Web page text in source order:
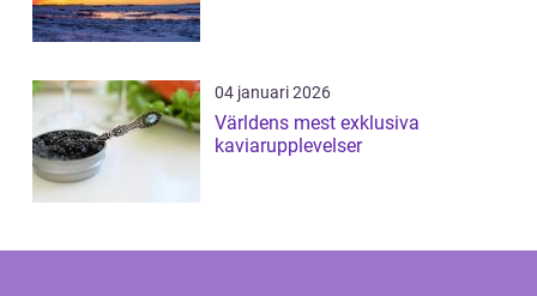
04 januari 2026
Världens mest exklusiva
kaviarupplevelser